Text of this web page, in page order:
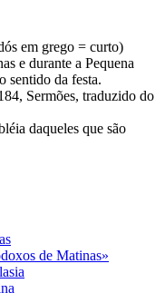
em grego = curto)
e durante a Pequena
sentido da festa.
Sermões, traduzido do
daqueles que são
de Matinas»